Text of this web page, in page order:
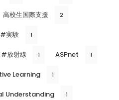
高校生国際支援 2
#実験 1
#放射線 1 ASPnet 1
Learning 1
Understanding 1